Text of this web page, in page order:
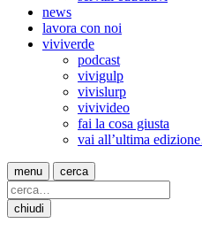
news
lavora con noi
viviverde
podcast
vivigulp
vivislurp
vivivideo
fai la cosa giusta
vai all’ultima
menu cerca
chiudi